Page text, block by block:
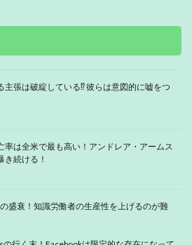
主張は破綻している⁉ 彼らは意図的に嘘をつ
率は全米で最も高い！アンドレア・アームス
き続ける！
盛衰！知識労働者の生産性を上げるのが難